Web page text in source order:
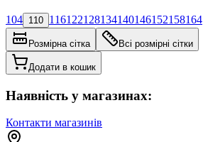
104 110 116122128134140146152158164
Розмірна сітка Всі розмірні сітки
Додати в кошик
Наявність у магазинах:
Контакти магазинів